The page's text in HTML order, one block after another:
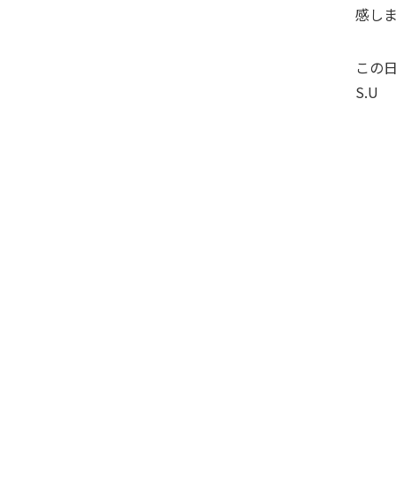
感し
この
S.U